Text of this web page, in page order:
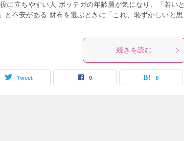
に立ちやすい人 ボッテガの年齢層が気になり、「若いと
と不安がある 財布を選ぶときに「これ、恥ずかしいと思
続きを読む
Tweet 0 0